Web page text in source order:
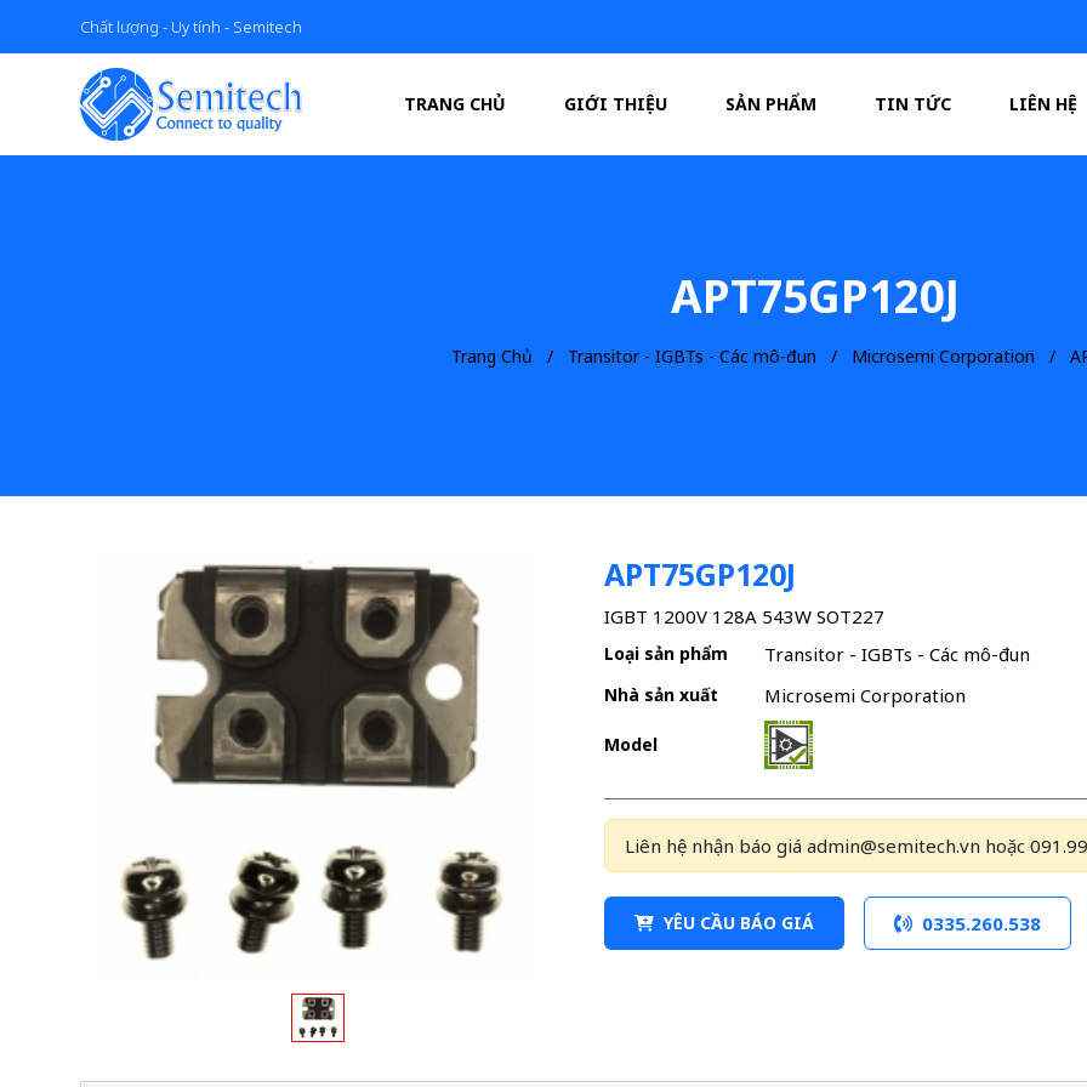
Chất lượng - Uy tính - Semitech
TRANG CHỦ GIỚI THIỆU SẢN PHẨM TIN TỨC LIÊN HỆ
APT75GP120J
Trang Chủ Transitor - IGBTs - Các mô-đun Microsemi Corporation
APT75GP120J
IGBT 1200V 128A 543W SOT227
Loại sản phẩm Transitor - IGBTs - Các mô-đun
Nhà sản xuất Microsemi Corporation
Model
Liên hệ nhận báo giá admin@semitech.vn hoặc
YÊU CẦU BÁO GIÁ 0335.260.538